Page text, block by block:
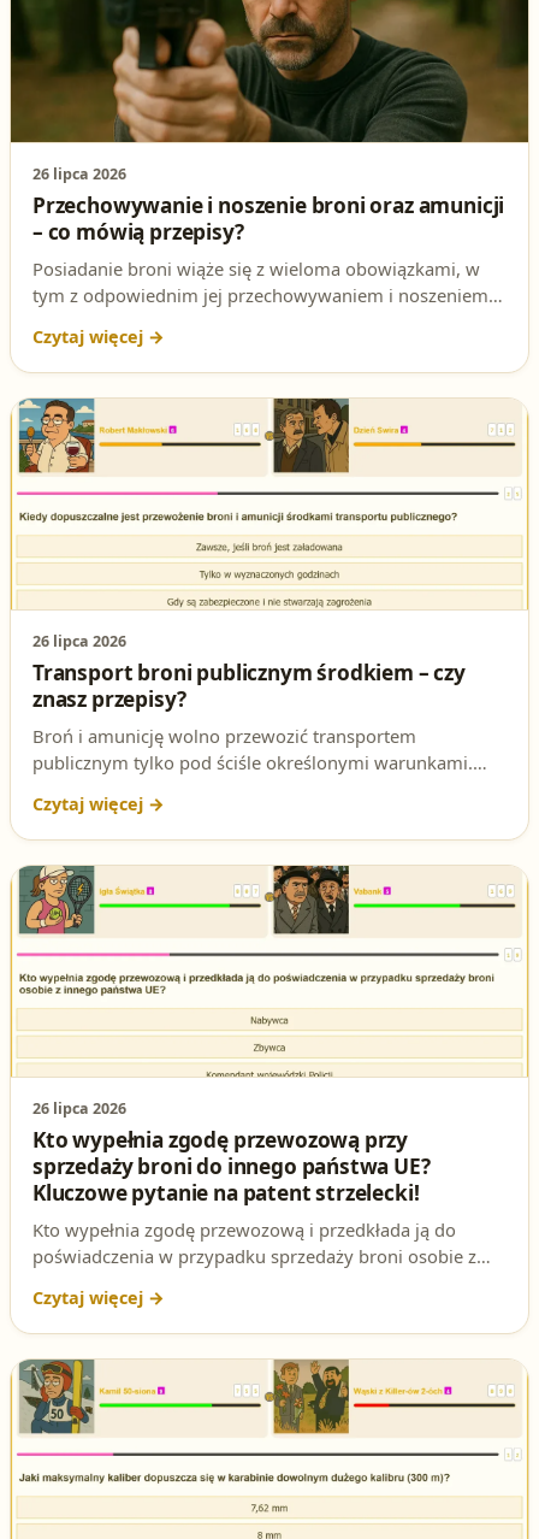
26 lipca 2026
Przechowywanie i noszenie broni oraz amunicji
– co mówią przepisy?
Posiadanie broni wiąże się z wieloma obowiązkami, w
tym z odpowiednim jej przechowywaniem i noszeniem.
postępować, aby zapewnić bezpieczeństwo sobie i
innym. W artykule wyjaśniamy najważniejsze zasady
dotyczące przechowywania i noszenia broni oraz
amunicji.
26 lipca 2026
Transport broni publicznym środkiem – czy
znasz przepisy?
Broń i amunicję wolno przewozić transportem
publicznym tylko pod ściśle określonymi warunkami.
odpowiedzieć poprawnie na to pytanie egzaminacyjne
na patent strzelecki.
26 lipca 2026
Kto wypełnia zgodę przewozową przy
sprzedaży broni do innego państwa UE?
Kluczowe pytanie na patent strzelecki!
Kto wypełnia zgodę przewozową i przedkłada ją do
poświadczenia w przypadku sprzedaży broni osobie z
pojawia się na egzaminie na patent strzelecki. Sprawdź
poprawną odpowiedź i podstawę prawną.